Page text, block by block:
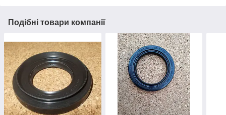
Подібні товари компанії